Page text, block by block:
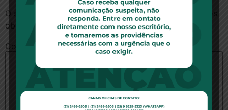
O seu endereço de e-mail não será publicado.
obrigatórios são marcados com*
Comentário